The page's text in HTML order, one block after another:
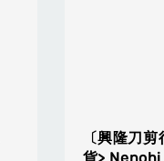
〔興隆刀